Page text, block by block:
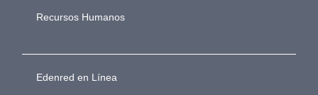
Recursos Humanos
Edenred en Línea